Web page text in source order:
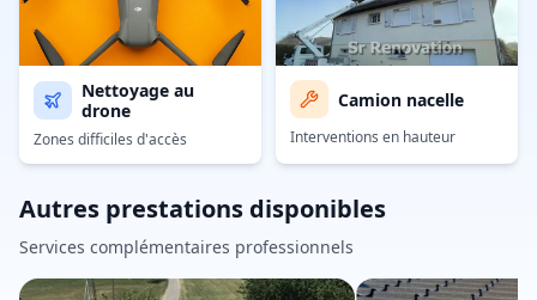
Nettoyage au
drone
Zones difficiles d'accès
Camion nacelle
Interventions en hauteur
Autres prestations disponibles
Services complémentaires professionnels